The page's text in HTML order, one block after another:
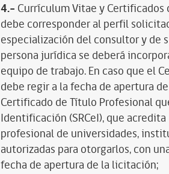
4.- Currículum Vitae y
debe corresponder al perfil
especialización del consultor y de
persona jurídica se deberá
equipo de trabajo. En caso que el
debe regir a la fecha de apertura
Certificado de Título Profesional
Identificación (SRCeI), que
profesional de universidades,
autorizadas para otorgarlos, con
fecha de apertura de la licitación;